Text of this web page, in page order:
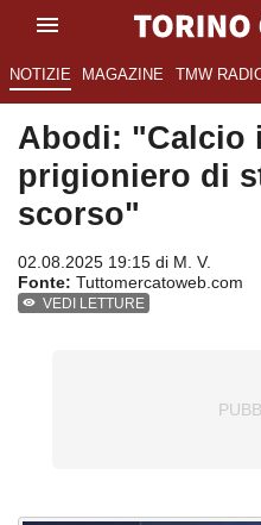
NOTIZIE MAGAZINE TMW
Abodi: "Calcio
prigioniero di
scorso"
02.08.2025 19:15 di M. V.
Fonte: Tuttomercatoweb.com
VEDI LETTURE